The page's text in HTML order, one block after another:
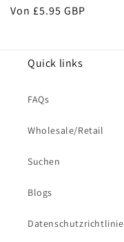
Normaler
Von £5.95 GBP
Quick links
FAQs
Wholesale/Retail
Suchen
Blogs
Datenschutzrichtlinie